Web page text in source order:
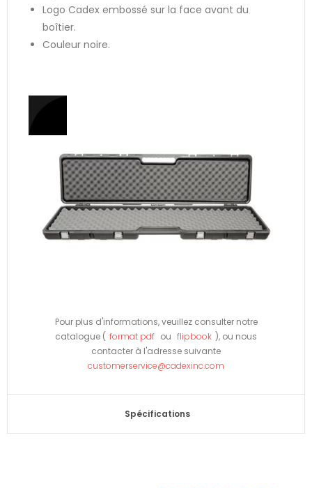
Logo Cadex embossé sur la face avant du
boîtier.
Couleur noire.
Pour plus d'informations, veuillez consulter notre
catalogue ( format pdf ou flipbook ), ou nous
contacter à l'adresse suivante
customerservice@cadexinc.com
Spécifications